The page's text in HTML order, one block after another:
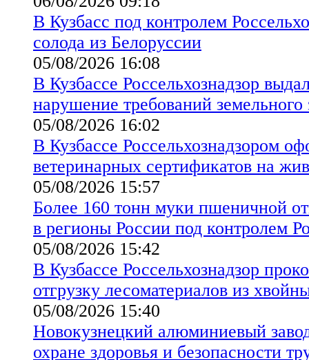
В Кузбасс под контролем
солода из Белоруссии
05/08/2026 16:08
В Кузбассе Россельхознадзор
нарушение требований земельного
05/08/2026 16:02
В Кузбассе Россельхознадзором
ветеринарных сертификатов на
05/08/2026 15:57
Более 160 тонн муки пшеничной
в регионы России под контролем
05/08/2026 15:42
В Кузбассе Россельхознадзор
отгрузку лесоматериалов из
05/08/2026 15:40
Новокузнецкий алюминиевый
охране здоровья и безопасности